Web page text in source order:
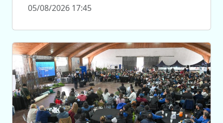
05/08/2026 17:45